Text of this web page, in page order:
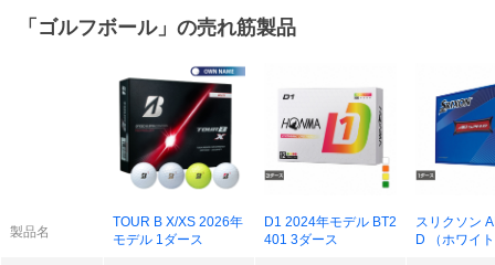
「 ゴルフボール」の売れ筋製品
製品名
TOUR B X/XS 2026年
モデル 1ダース
D1 2024年モデル BT2
401 3ダース
スリクソン
D （ホワイ